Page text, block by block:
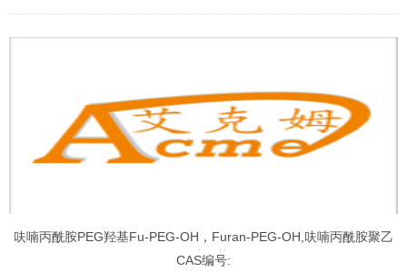
呋喃丙酰胺PEG羟基Fu-PEG-OH，Furan-PEG-OH,呋喃丙酰胺聚乙
二醇羟基
CAS编号: